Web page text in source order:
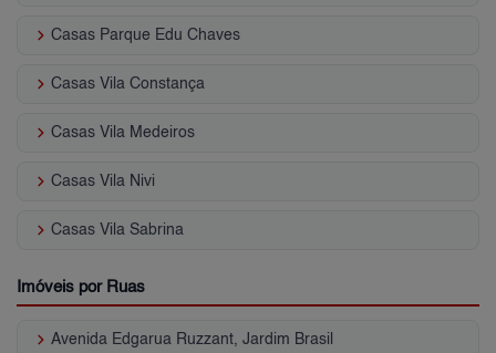
keyboard_arrow_right Casas Parque Edu Chaves
keyboard_arrow_right Casas Vila Constança
keyboard_arrow_right Casas Vila Medeiros
keyboard_arrow_right Casas Vila Nivi
keyboard_arrow_right Casas Vila Sabrina
Imóveis por Ruas
keyboard_arrow_right Avenida Edgarua Ruzzant, Jardim Brasil